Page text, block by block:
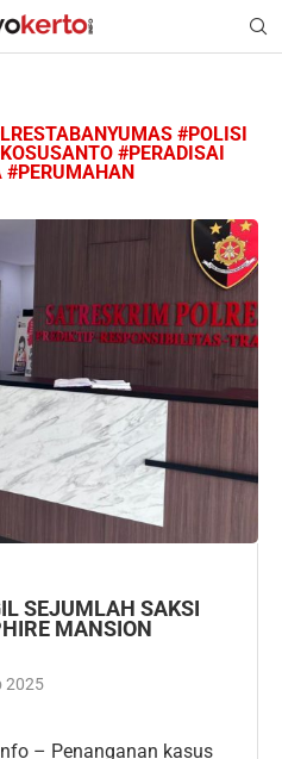
#POLISI
#PERADISAI
#PERUMAHAN
SEJUMLAH SAKSI
MANSION
2025
– Penanganan kasus